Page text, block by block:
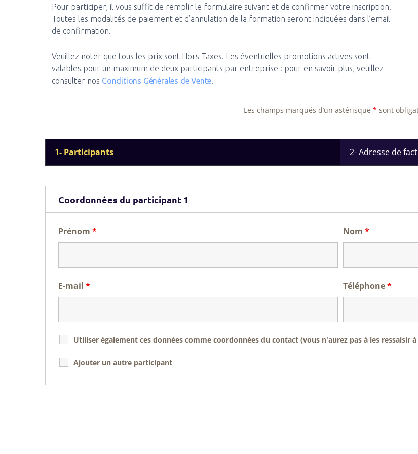
Pour participer, il vous suffit de remplir le formulaire suivant et de confirmer votre inscription.
Toutes les modalités de paiement et d’annulation de la formation seront indiquées dans l’email
de confirmation.
Veuillez noter que tous les prix sont Hors Taxes. Les éventuelles promotions actives sont
valables pour un maximum de deux participants par entreprise : pour en savoir plus, veuillez
consulter nos Conditions Générales de Vente.
Les champs marqués d’un astérisque * sont
1- Participants 2- Adresse de
Coordonnées du participant 1
Prénom * Nom *
E-mail * Téléphone*
Utiliser également ces données comme coordonnées du contact (vous n'aurez pas à les ressaisir
Ajouter un autre participant